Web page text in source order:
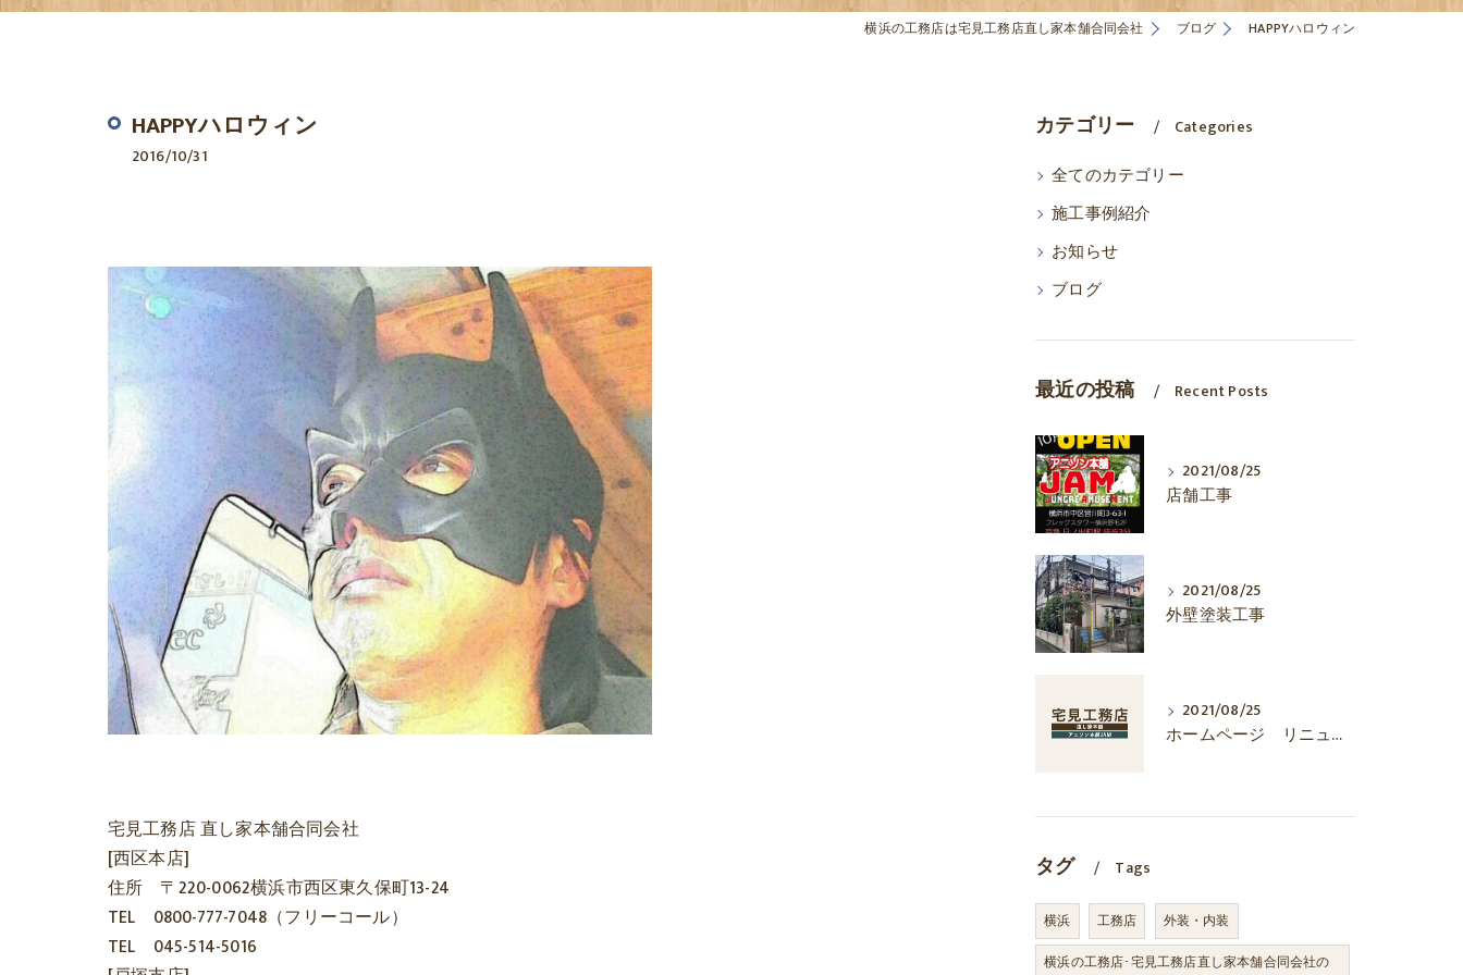
横浜の工務店は宅見工務店直し家本舗合同会社 ブログ HAPPYハロウィン
HAPPYハロウィン
2016/10/31
宅見工務店 直し家本舗合同会社
[西区本店]
住所 〒220-0062横浜市西区東久保町13-24
TEL 0800-777-7048（フリーコール）
TEL 045-514-5016
カテゴリー Categories
全てのカテゴリー
施工事例紹介
お知らせ
ブログ
最近の投稿 Recent Posts
2021/08/25
店舗工事
2021/08/25
外壁塗装工事
2021/08/25
ホームページ リニューアル
タグ Tags
横浜 工務店
外装・内装
横浜の工務店･宅見工務店直し家本舗合同会社の